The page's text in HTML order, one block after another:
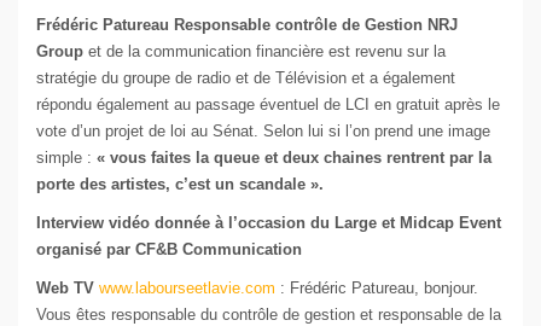
Frédéric Patureau Responsable contrôle de Gestion NRJ
Group et de la communication financière est revenu sur la
stratégie du groupe de radio et de Télévision et a également
répondu également au passage éventuel de LCI en gratuit après le
vote d’un projet de loi au Sénat. Selon lui si l’on prend une image
simple : « vous faites la queue et deux chaines rentrent par la
porte des artistes, c’est un scandale ».
Interview vidéo donnée à l’occasion du Large et Midcap Event
organisé par CF&B Communication
Web TV www.labourseetlavie.com : Frédéric Patureau, bonjour.
Vous êtes responsable du contrôle de gestion et responsable de la